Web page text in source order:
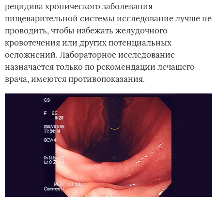
рецидива хронического заболевания
пищеварительной системы исследование лучше не
проводить, чтобы избежать желудочного
кровотечения или других потенциальных
осложнений. Лабораторное исследование
назначается только по рекомендации лечащего
врача, имеются противопоказания.